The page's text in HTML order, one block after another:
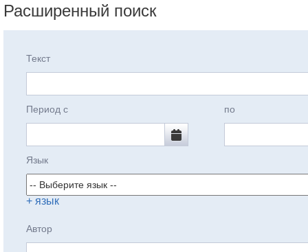
Расширенный поиск
Текст
Период с по
Язык
+ язык
Автор